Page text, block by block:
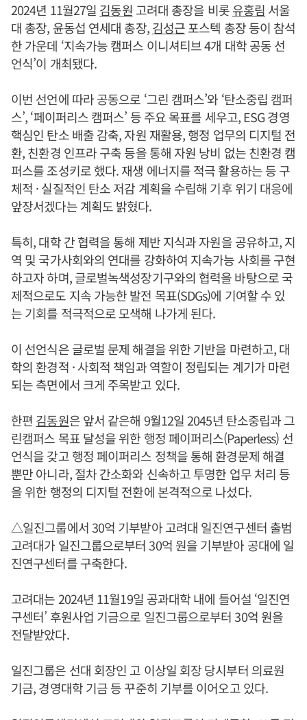
2024년 11월27일 김동원 고려대 총장을 비롯유홍림 서울
대 총장, 윤동섭 연세대 총장,김성근포스텍 총장 등이 참석
한 가운데 ‘지속가능 캠퍼스 이니셔티브 4개 대학 공동 선
언식’이 개최됐다.
이번 선언에 따라 공동으로 ‘그린 캠퍼스’와 ‘탄소중립 캠퍼
스’, ‘페이퍼리스 캠퍼스’ 등 주요 목표를 세우고, ESG 경영
핵심인 탄소 배출 감축, 자원 재활용, 행정 업무의 디지털 전
환, 친환경 인프라 구축 등을 통해 자원 낭비 없는 친환경 캠
퍼스를 조성키로 했다. 재생 에너지를 적극 활용하는 등 구
체적 · 실질적인 탄소 저감 계획을 수립해 기후 위기 대응에
앞장서겠다는 계획도 밝혔다.
특히, 대학 간 협력을 통해 제반 지식과 자원을 공유하고, 지
역 및 국가사회와의 연대를 강화하여 지속가능 사회를 구현
하고자 하며, 글로벌녹색성장기구와의 협력을 바탕으로 국
제적으로도 지속 가능한 발전 목표(SDGs)에 기여할 수 있
는 기회를 적극적으로 모색해 나가게 된다.
이 선언식은 글로벌 문제 해결을 위한 기반을 마련하고, 대
학의 환경적 · 사회적 책임과 역할이 정립되는 계기가 마련
되는 측면에서 크게 주목받고 있다.
한편 김동원은 앞서 같은해 9월12일 2045년 탄소중립과 그
린캠퍼스 목표 달성을 위한 행정 페이퍼리스(Paperless) 선
언식을 갖고 행정 페이퍼리스 정책을 통해 환경문제 해결
뿐만 아니라, 절차 간소화와 신속하고 투명한 업무 처리 등
을 위한 행정의 디지털 전환에 본격적으로 나섰다.
△일진그룹에서 30억 기부받아 고려대 일진연구센터 출범
고려대가 일진그룹으로부터 30억 원을 기부받아 공대에 일
진연구센터를 구축한다.
고려대는 2024년 11월19일 공과대학 내에 들어설 ‘일진연
구센터’ 후원사업 기금으로 일진그룹으로부터 30억 원을
전달받았다.
일진그룹은 선대 회장인 고 이상일 회장 당시부터 의료원
기금, 경영대학 기금 등 꾸준히 기부를 이어오고 있다.